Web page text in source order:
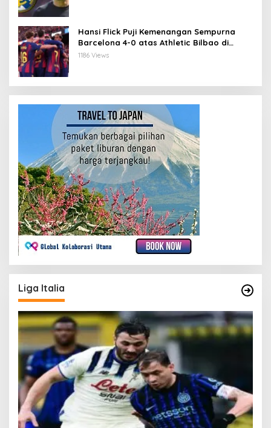
Hansi Flick Puji Kemenangan Sempurna
Barcelona 4-0 atas Athletic Bilbao di
Stadium Baru Camp Nou
1186 Views
Liga Italia